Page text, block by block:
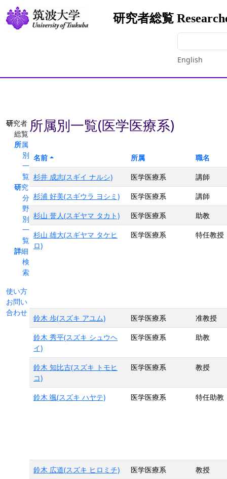
研究者総覧
English
研究者
総覧
所属
別
一
覧
研究
分
野
別
一
覧
詳細
検
索
使い方
お問い
合わせ
所属別一覧(医学医療系)
名前 所属
職名
杉井 成志(スギイ ナルシ)
医学医療系
講師
杉浦 好美(スギウラ ヨシミ)
医学医療系
講師
杉山 誉人(スギヤマ タカト)
医学医療系
助教
杉山 雄大(スギヤマ タケヒ
ロ)
医学医療系 特任教授
鈴木 歩(スズキ アユム) 医学医療系
准教授
鈴木 秀平(スズキ シュウヘ
イ)
医学医療系 助教
鈴木 知比古(スズキ トモヒ
コ)
医学医療系 教授
鈴木 颯(スズキ ハヤテ) 医学医療系 特任助教
鈴木 広道(スズキ ヒロミチ) 医学医療系
教授